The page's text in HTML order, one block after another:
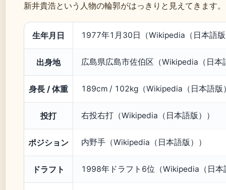
新井貴浩という人物の輪郭がはっきりと見えてきます。
生年月日 1977年1月30日（Wikipedia（日本語
出身地 広島県広島市佐伯区（Wikipedia（日本
身長 / 体重 189cm / 102kg（Wikipedia（日本語版
投打 右投右打（Wikipedia（日本語版））
ポジション 内野手（Wikipedia（日本語版））
ドラフト 1998年ドラフト6位（Wikipedia（日本